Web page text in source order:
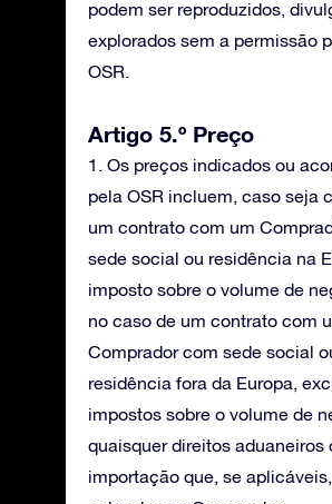
podem ser reproduzidos,
explorados sem a permissão
OSR.
Artigo 5.º Preço
1. Os preços indicados ou
pela OSR incluem, caso seja
um contrato com um
sede social ou residência na
imposto sobre o volume de
no caso de um contrato com
Comprador com sede social
residência fora da Europa,
impostos sobre o volume de
quaisquer direitos aduaneiros
importação que, se